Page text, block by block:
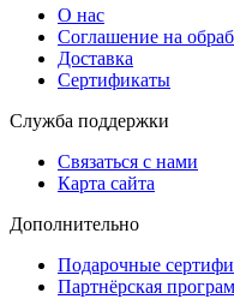
О нас
Соглашение на
Доставка
Сертификаты
Служба поддержки
Связаться с нами
Карта сайта
Дополнительно
Подарочные
Партнёрская